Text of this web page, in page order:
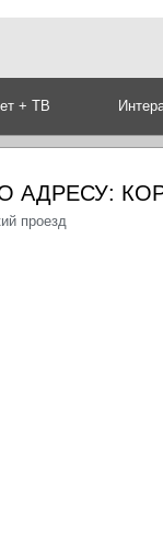
+ ТВ
АДРЕСУ:
проезд